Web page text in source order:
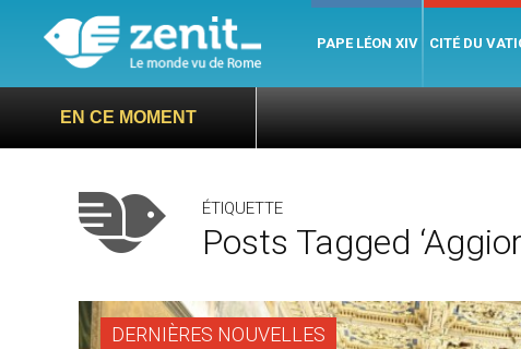
PAPE LÉON XIV CITÉ DU
EN CE MOMENT
ÉTIQUETTE
Posts Tagged
DERNIÈRES NOUVELLES